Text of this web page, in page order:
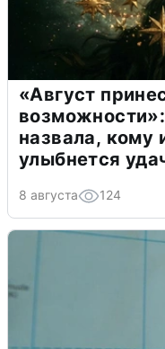
«Август
назвала, кому
улыбнется
8 августа 124